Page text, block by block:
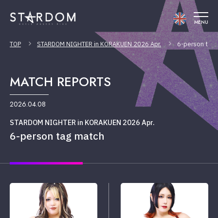
MENU
TOP STARDOM NIGHTER in KORAKUEN 2026 Apr. 6-person tag
MATCH REPORTS
2026.04.08
STARDOM NIGHTER in KORAKUEN 2026 Apr.
6-person tag match